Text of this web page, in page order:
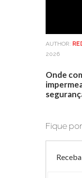
AUTHOR:
2026
Onde
Fique